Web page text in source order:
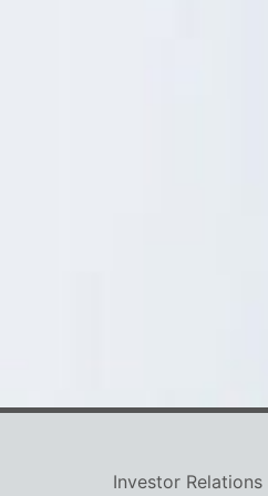
Investor Relations